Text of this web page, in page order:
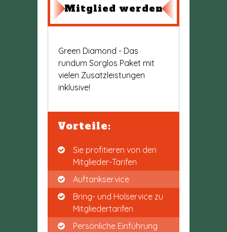
Mitglied werden
Green Diamond - Das
rundum Sorglos Paket mit
vielen Zusatzleistungen
inklusive!
Vorteile:
Sie profitieren von den
Mitglieder-Tarifen
Auftankservice
Bring- und Holservice zu
Mitgliedertarifen
Persönliche Einführung